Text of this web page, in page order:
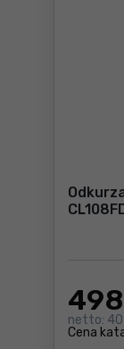
Cena
498
netto: